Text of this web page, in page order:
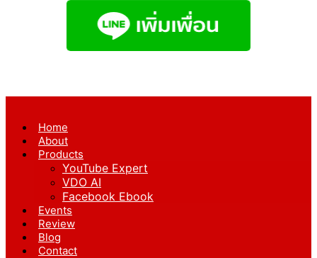
Home
About
Products
YouTube Expert
VDO AI
Facebook Ebook
Events
Review
Blog
Contact